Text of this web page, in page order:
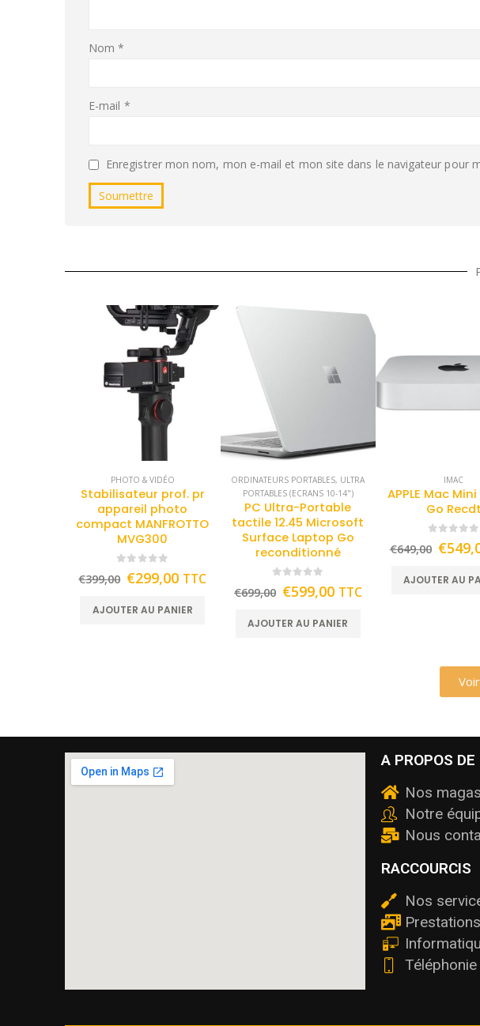
Nom*
E-mail *
Enregistrer mon nom, mon e-mail et mon site dans le navigateur pour
PHOTO & VIDÉO
Stabilisateur prof. pr
appareil photo
compact MANFROTTO
MVG300
€399,00 €299,00 TTC
AJOUTER AU PANIER
ORDINATEURS PORTABLES, ULTRA
PORTABLES (ECRANS 10-14")
PC Ultra-Portable
tactile 12.45 Microsoft
Surface Laptop Go
reconditionné
€699,00 €599,00 TTC
AJOUTER AU PANIER
IMAC
APPLE Mac Mini
Go Recdt
€649,00 €
AJOUTER AU
A PROPOS DE
Nos
Notre
Nous
RACCOURCIS
Nos
Téléphonie